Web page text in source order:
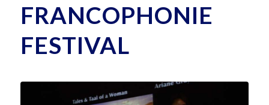
FRANCOPHONIE
FESTIVAL